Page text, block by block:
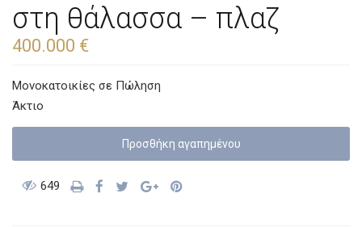
στη θάλασσα – πλαζ
400.000 €
Μονοκατοικίες σε Πώληση
Άκτιο
Προσθήκη αγαπημένoυ
649